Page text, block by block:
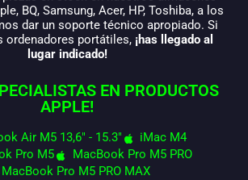
BQ, Samsung, Acer, HP, Toshiba, a los
dar un soporte técnico apropiado. Si
ordenadores portátiles, ¡has llegado al
lugar indicado!
EN PRODUCTOS
APPLE!
Air M5 13,6" - 15.3"
iMac M4
Pro M5
MacBook Pro M5 PRO
MacBook Pro M5 PRO MAX